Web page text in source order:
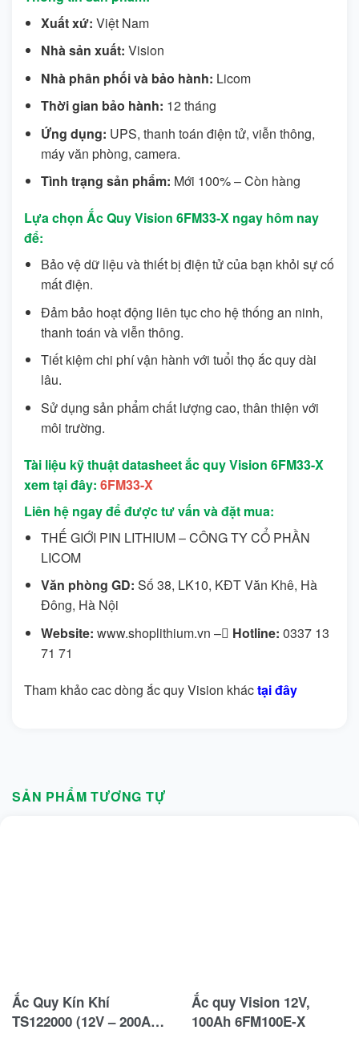
Xuất xứ: Việt Nam
Nhà sản xuất: Vision
Nhà phân phối và bảo hành: Licom
Thời gian bảo hành: 12 tháng
Ứng dụng: UPS, thanh toán điện tử, viễn thông,
máy văn phòng, camera.
Tình trạng sản phẩm: Mới 100% – Còn hàng
Lựa chọn Ắc Quy Vision 6FM33-X ngay hôm nay
để:
Bảo vệ dữ liệu và thiết bị điện tử của bạn khỏi sự cố
mất điện.
Đảm bảo hoạt động liên tục cho hệ thống an ninh,
thanh toán và viễn thông.
Tiết kiệm chi phí vận hành với tuổi thọ ắc quy dài
lâu.
Sử dụng sản phẩm chất lượng cao, thân thiện với
môi trường.
Tài liệu kỹ thuật datasheet ắc quy Vision 6FM33-X
xem tại đây: 6FM33-X
Liên hệ ngay để được tư vấn và đặt mua:
THẾ GIỚI PIN LITHIUM – CÔNG TY CỔ PHẦN
LICOM
Văn phòng GD: Số 38, LK10, KĐT Văn Khê, Hà
Đông, Hà Nội
Website: www.shoplithium.vn – Hotline: 0337 13
71 71
Tham khảo cac dòng ắc quy Vision kháctại đây
SẢN PHẨM TƯƠNG TỰ
Ắc Quy Kín Khí
TS122000 (12V – 200Ah)
Ắc quy Vision 12V,
100Ah 6FM100E-X